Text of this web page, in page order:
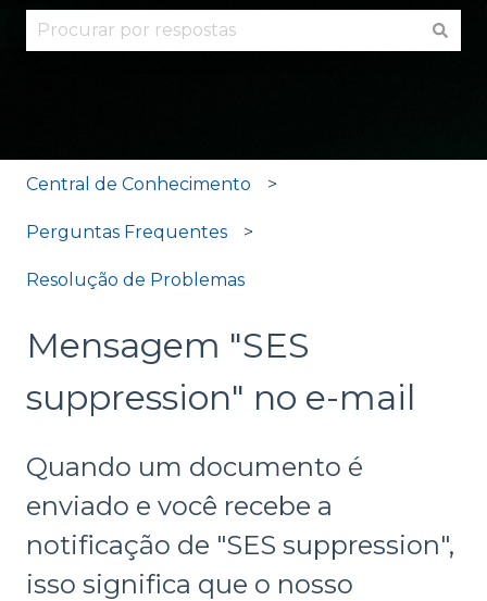
Central de Conhecimento
Perguntas Frequentes
Resolução de Problemas
Mensagem "SES
suppression" no e-mail
Quando um documento é
enviado e você recebe a
notificação de "SES suppression",
isso significa que o nosso